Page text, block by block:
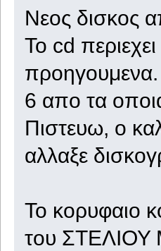
Νεος δισκος
Το cd
προηγουμενα.
6 απο τα
Πιστευω, ο
αλλαξε
Το κορυφαιο
του